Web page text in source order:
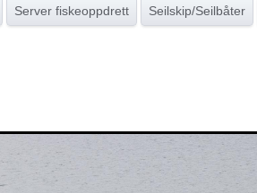
Server fiskeoppdrett Seilskip/Seilbåter